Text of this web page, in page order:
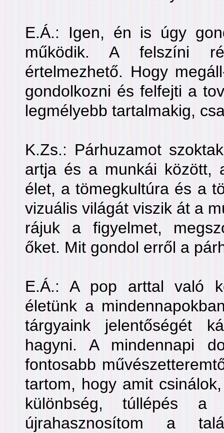
E.Á.: Igen, én is úgy
működik. A felszíni
értelmezhető. Hogy
gondolkozni és felfejti a
legmélyebb tartalmakig,
K.Zs.: Párhuzamot
artja és a munkái között,
élet, a tömegkultúra és a
vizuális világát viszik át a
rájuk a figyelmet,
őket. Mit gondol erről a
E.Á.: A pop arttal való
életünk a
tárgyaink jelentőségét
hagyni. A mindennapi
fontosabb
tartom, hogy amit
különbség, túllépés a
újrahasznosítom a